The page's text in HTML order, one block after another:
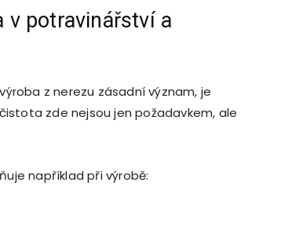
v potravinářství a
z nerezu zásadní význam, je
zde nejsou jen požadavkem, ale
například při výrobě: